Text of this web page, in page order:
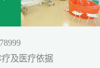
及医疗依据